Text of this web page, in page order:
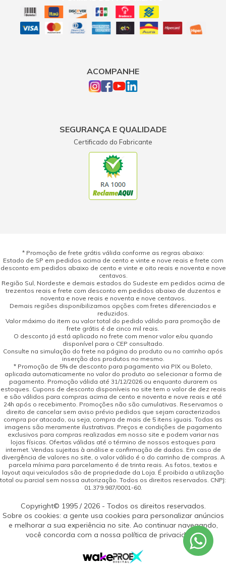
ACOMPANHE
SEGURANÇA E QUALIDADE
Certificado do Fabricante
* Promoção de frete grátis válida conforme as regras abaixo:
Estado de SP em pedidos acima de cento e vinte e nove reais e frete com
desconto em pedidos abaixo de cento e vinte e oito reais e noventa e nove
centavos.
Região Sul, Nordeste e demais estados do Sudeste em pedidos acima de
trezentos reais e frete com desconto em pedidos abaixo de duzentos e
noventa e nove reais e noventa e nove centavos.
Demais regiões disponibilizamos opções com fretes diferenciados e
reduzidos.
Valor máximo do item ou valor total do pedido válido para promoção de
frete grátis é de cinco mil reais.
O desconto já está aplicado no frete com menor valor e/ou quando
disponível para o CEP consultado.
Consulte na simulação do frete na página do produto ou no carrinho após
inserção dos produtos no mesmo.
* Promoção de 5% de desconto para pagamento via PIX ou Boleto,
aplicada automaticamente no valor do produto ao selecionar a forma de
pagamento. Promoção válida até 31/12/2026 ou enquanto durarem os
estoques. Cupons de desconto disponíveis no site tem o valor de dez reais
e são válidos para compras acima de cento e noventa e nove reais e até
24h após o recebimento. Promoções não são cumulativas. Reservamos o
direito de cancelar sem aviso prévio pedidos que sejam caracterizados
compra por atacado, ou seja, compra de mais de 5 itens iguais. Todas as
imagens são meramente ilustrativas. Preços e condições de pagamento
exclusivos para compras realizadas em nosso site e podem variar nas
lojas físicas. Ofertas válidas até o término de nossos estoques para
internet. Vendas sujeitas à análise e confirmação de dados. Em caso de
divergência de valores no site, o valor válido é o do carrinho de compras. A
parcela mínima para parcelamento é de trinta reais. As fotos, textos e
layout aqui veiculados são de propriedade da Loja. É proibida a utilização
total ou parcial sem nossa autorização. Todos os direitos reservados. CNPJ:
01.379.987/0001-60.
Copyright© 1995 / 2026 - Todos os direitos reservados.
Sobre os cookies: a gente usa cookies para personalizar anúncios
e melhorar a sua experiência no site. Ao continuar navegando,
você concorda com a nossa política de privacidade.